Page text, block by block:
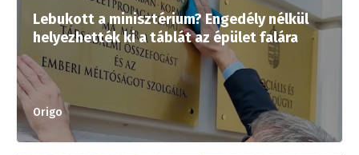
Lebukott a minisztérium? Engedély nélkül
helyezhették ki a táblát az épület falára
Origo